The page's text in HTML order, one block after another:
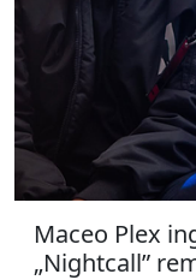
Maceo Plex
„Nightcall”